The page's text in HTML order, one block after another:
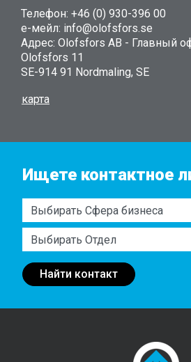
Телефон: +46 (0) 930-396 00
е-мейл: info@olofsfors.se
Адрес: Olofsfors AB - Главный
Olofsfors 11
SE-914 91 Nordmaling, SE
карта
Ищете контактное
Найти контакт